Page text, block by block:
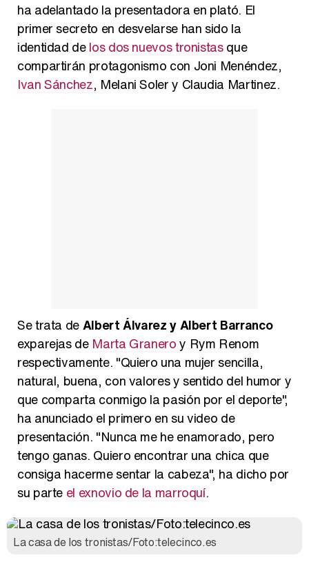
Así se tomó Felipe VI que la Infanta Sofía no quisiera recibir formación militar
ha adelantado la presentadora en plató. El
primer secreto en desvelarse han sido la
identidad delos dos nuevos tronistasque
compartirán protagonismo con Joni Menéndez,
Ivan Sánchez, Melani Soler y Claudia Martinez.
Se trata deAlbert Álvarez y Albert Barranco
exparejas de Marta Graneroy Rym Renom
respectivamente. "Quiero una mujer sencilla,
natural, buena, con valores y sentido del humor y
que comparta conmigo la pasión por el deporte",
ha anunciado el primero en su video de
presentación. "Nunca me he enamorado, pero
tengo ganas. Quiero encontrar una chica que
consiga hacerme sentar la cabeza", ha dicho por
su parte el exnovio de la marroquí.
La casa de los tronistas/Foto:telecinco.es